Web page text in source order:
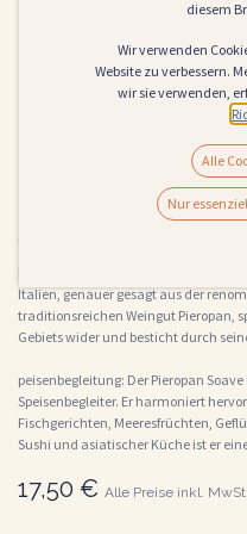
Pieropan Soave
Italien, genauer gesagt aus der
traditionsreichen Weingut Pieropan,
Gebiets wider und besticht durch
peisenbegleitung: Der Pieropan
Speisenbegleiter. Er harmoniert
Fischgerichten, Meeresfrüchten,
Sushi und asiatischer Küche ist er
17,50 € Alle Preise inkl. MwSt.
diesem
Wir verwenden
Website zu verbessern.
wir sie verwenden,
Alle
Nur